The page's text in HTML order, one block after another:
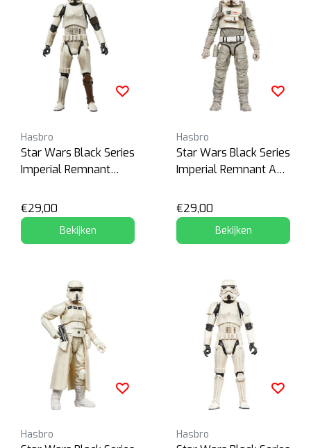
Hasbro
Star Wars Black Series
Imperial Remnant
(Exclusive)
€29,00
Bekijken
Hasbro
Star Wars Black Series
Imperial Remnant AT-
€29,00
Bekijken
Hasbro Hasbro